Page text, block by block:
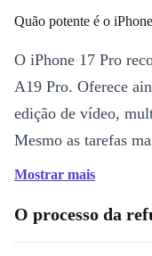
Quão potente é o
O iPhone 17 Pro
A19 Pro. Oferece
edição de vídeo,
Mesmo as tarefas
forma fluida e
O que torna o ecrã
O iPhone 17 Pro
Mostrar mais
O processo da